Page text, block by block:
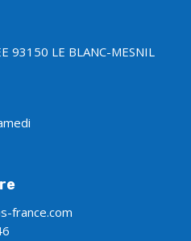
93150 LE BLANC-MESNIL
france.com